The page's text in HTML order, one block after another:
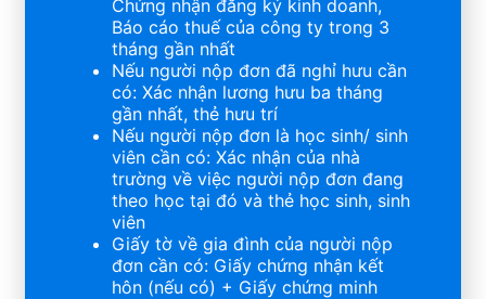
Chứng nhận đăng ký kinh doanh,
Báo cáo thuế của công ty trong 3
tháng gần nhất
Nếu người nộp đơn đã nghỉ hưu cần
có: Xác nhận lương hưu ba tháng
gần nhất, thẻ hưu trí
Nếu người nộp đơn là học sinh/ sinh
viên cần có: Xác nhận của nhà
trường về việc người nộp đơn đang
theo học tại đó và thẻ học sinh, sinh
viên
Giấy tờ về gia đình của người nộp
đơn cần có: Giấy chứng nhận kết
hôn (nếu có) + Giấy chứng minh